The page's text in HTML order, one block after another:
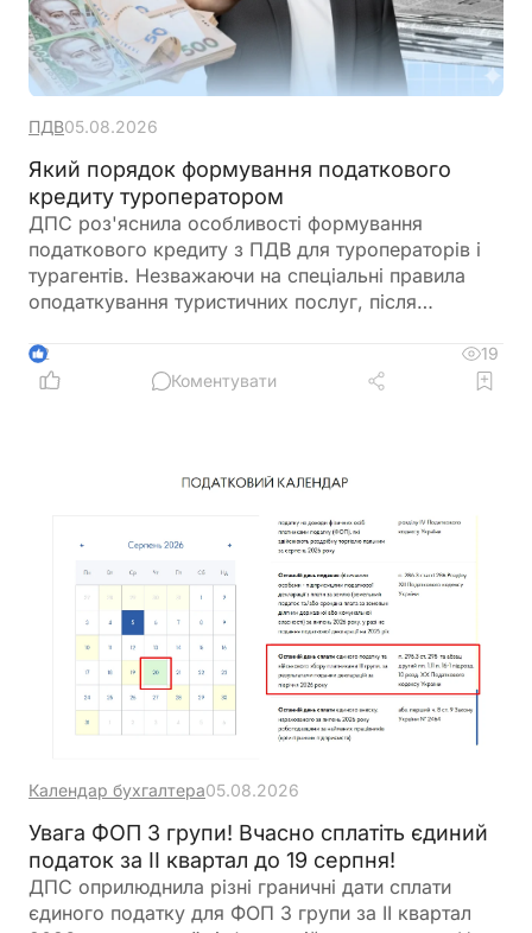
ПДВ05.08.2026
Який порядок формування податкового
кредиту туроператором
ДПС роз'яснила особливості формування
податкового кредиту з ПДВ для туроператорів і
турагентів. Незважаючи на спеціальні правила
оподаткування туристичних послуг, після
адміністрування ПДВ податковий кредит
формується за загальними нормами Податкового
2
19
Коментувати
Календар бухгалтера05.08.2026
Увага ФОП 3 групи! Вчасно сплатіть єдиний
податок за ІІ квартал до 19 серпня!
ДПС оприлюднила різні граничні дати сплати
єдиного податку для ФОП 3 групи за ІІ квартал